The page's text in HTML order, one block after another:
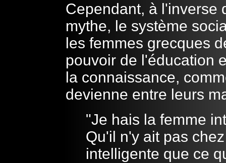
Cependant, à l'inverse
mythe, le système
les femmes grecques
pouvoir de l'éducation
la connaissance,
devienne entre leurs
"Je hais la femme
Qu'il n'y ait pas
intelligente que ce